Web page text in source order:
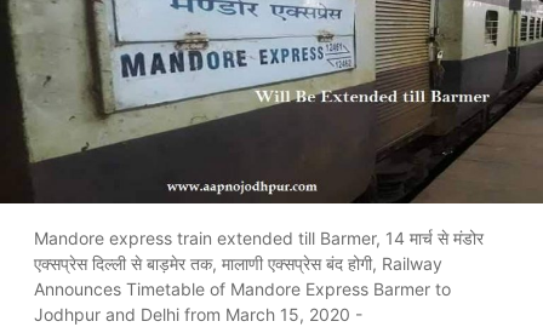
Mandore express train extended till Barmer, 14 मार्च से मंडोर
एक्सप्रेस दिल्ली से बाड़मेर तक, मालाणी एक्सप्रेस बंद होगी, Railway
Announces Timetable of Mandore Express Barmer to
Jodhpur and Delhi from March 15, 2020 -